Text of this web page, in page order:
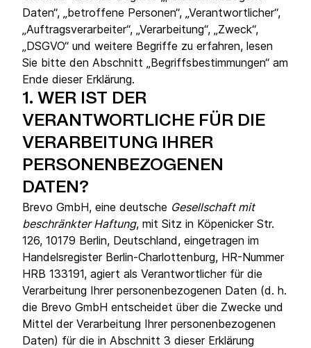
Daten“, „betroffene Personen“, „Verantwortlicher“,
„Auftragsverarbeiter“, „Verarbeitung“, „Zweck“,
„DSGVO“ und weitere Begriffe zu erfahren, lesen
Sie bitte den Abschnitt „Begriffsbestimmungen“ am
Ende dieser Erklärung.
1. WER IST DER
VERANTWORTLICHE FÜR DIE
VERARBEITUNG IHRER
PERSONENBEZOGENEN
DATEN?
Brevo GmbH, eine deutsche Gesellschaft mit
beschränkter Haftung, mit Sitz in Köpenicker Str.
126, 10179 Berlin, Deutschland, eingetragen im
Handelsregister Berlin-Charlottenburg, HR-Nummer
HRB 133191, agiert als Verantwortlicher für die
Verarbeitung Ihrer personenbezogenen Daten (d. h.
die Brevo GmbH entscheidet über die Zwecke und
Mittel der Verarbeitung Ihrer personenbezogenen
Daten) für die in Abschnitt 3 dieser Erklärung